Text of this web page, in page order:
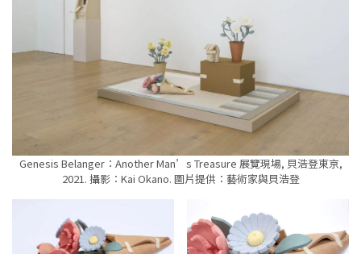
Genesis Belanger：Another Man’s Treasure 展覽現場, 貝浩登東京,
2021. 攝影：Kai Okano. 圖片提供：藝術家與貝浩登